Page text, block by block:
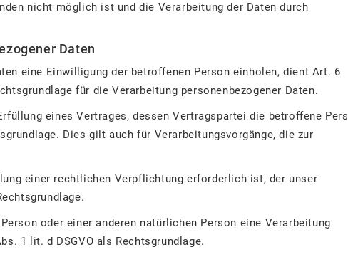
nicht möglich ist und die Verarbeitung der Daten durch
Daten
eine Einwilligung der betroffenen Person einholen, dient Art. 6
für die Verarbeitung personenbezogener Daten.
eines Vertrages, dessen Vertragspartei die betroffene
Dies gilt auch für Verarbeitungsvorgänge, die zur
einer rechtlichen Verpflichtung erforderlich ist, der unser
oder einer anderen natürlichen Person eine Verarbeitung
1 lit. d DSGVO als Rechtsgrundlage.